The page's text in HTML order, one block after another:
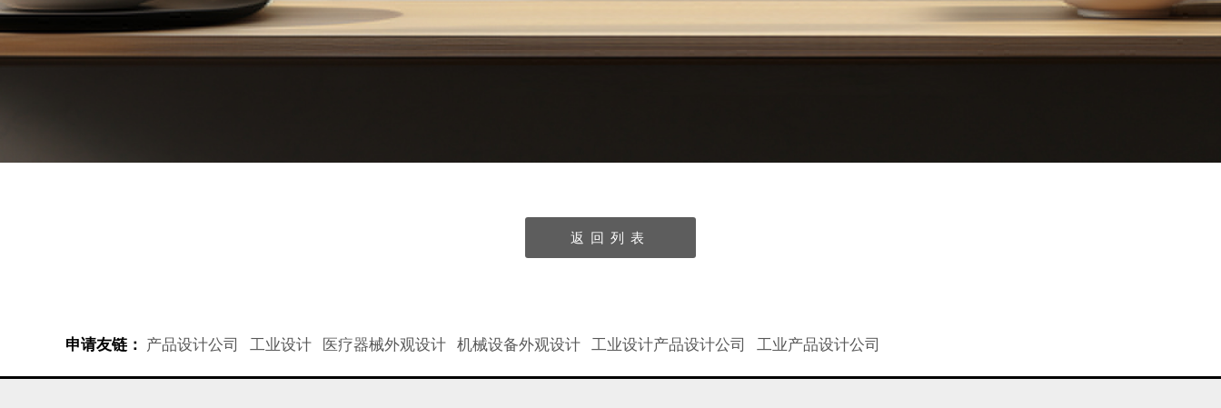
返回列表
申请友链： 产品设计公司 工业设计 医疗器械外观设计 机械设备外观设计 工业设计产品设计公司 工业产品设计公司